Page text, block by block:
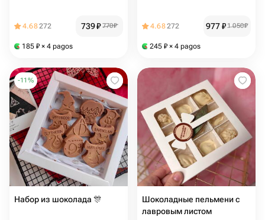
4.68272 739₽ 770₽
185 ₽ × 4 pagos
4.68272 977₽1 050₽
245 ₽ × 4 pagos
-11 %
Набор из шоколада 🎊
Шоколадные пельмени с
лавровым листом